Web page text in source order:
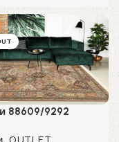
88609/9292